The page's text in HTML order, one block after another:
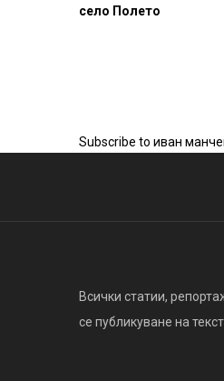
село Полето
Subscribe to иван
Всички статии,
се публикуване на